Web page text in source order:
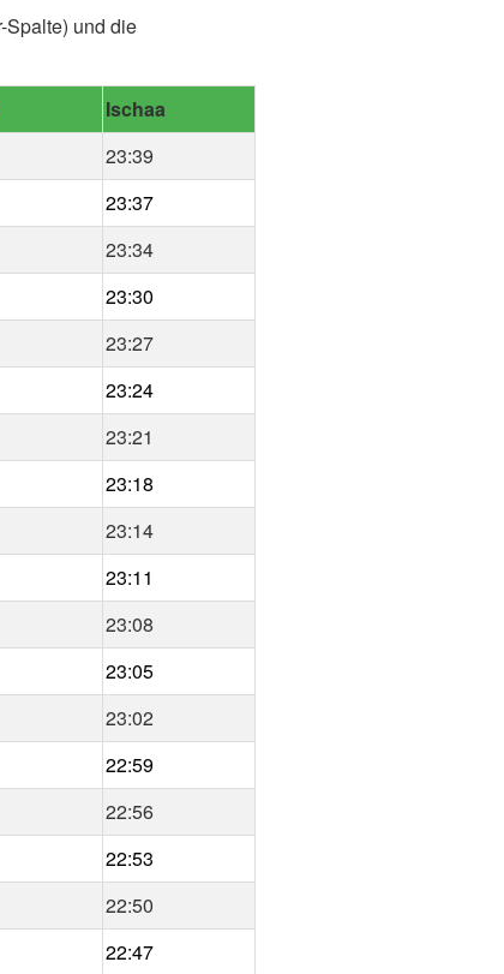
Spalte) und die
Ischaa
23:39
23:37
23:34
23:30
23:27
23:24
23:21
23:18
23:14
23:11
23:08
23:05
23:02
22:59
22:56
22:53
22:50
22:47